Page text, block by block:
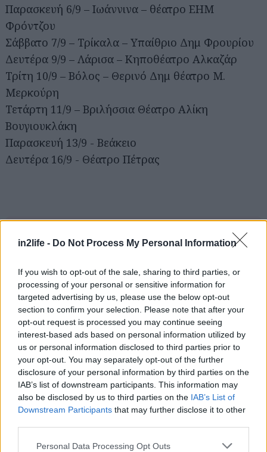
in2life - Do Not Process My Personal Information
If you wish to opt-out of the sale, sharing to third parties, or
processing of your personal or sensitive information for
targeted advertising by us, please use the below opt-out
section to confirm your selection. Please note that after your
opt-out request is processed you may continue seeing
interest-based ads based on personal information utilized by
us or personal information disclosed to third parties prior to
your opt-out. You may separately opt-out of the further
disclosure of your personal information by third parties on the
IAB’s list of downstream participants. This information may
also be disclosed by us to third parties on the IAB’s List of
Downstream Participants that may further disclose it to other
Please note that this website/app uses one or more Google
Personal Data Processing Opt Outs
Παρασκευή 6/9 – Ιωάννινα – θέατρο ΕΗΜ
Φρόντζου
Σάββατο 7/9 – Τρίκαλα – Yπαίθριο Δημ Φρουρίου
Δευτέρα 9/9 – Λάρισα – Κηποθέατρο Αλκαζάρ
Τρίτη 10/9 – Βόλος – Θερινό Δημ θέατρο Μ.
Μερκούρη
Τετάρτη 11/9 – Βριλήσσια Θέατρο Αλίκη
Βουγιουκλάκη
Παρασκευή 13/9 - Βεάκειο
Δευτέρα 16/9 - Θέατρο Πέτρας
Νικητές διαγωνισμού
Ειρήνη Κονταρίδου
Γιώργος Παπαδόπουλος
Φανή Μπούμπουλη
Χριστίνα Τσαμουρά
Eλπίδα Δάρρα